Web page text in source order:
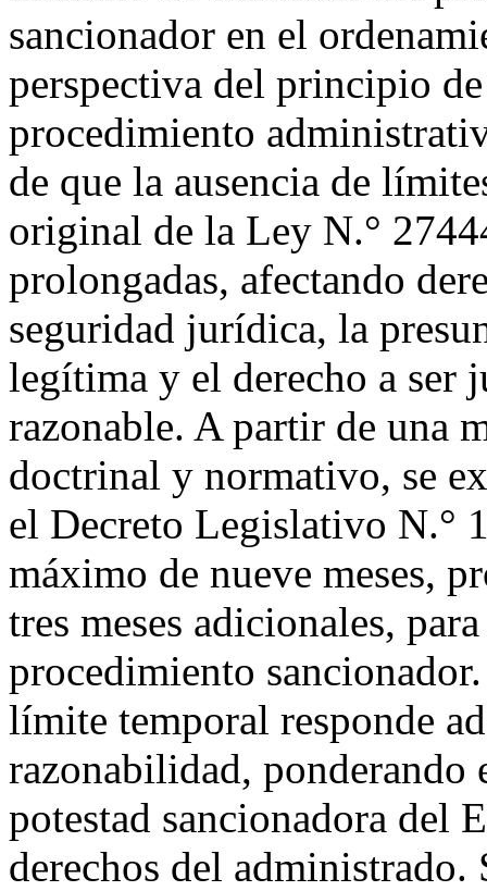
sancionador en el
perspectiva del principio
procedimiento
de que la ausencia de
original de la Ley N.°
prolongadas, afectando
seguridad jurídica, la
legítima y el derecho a ser
razonable. A partir de una
doctrinal y normativo, se
el Decreto Legislativo N.°
máximo de nueve meses,
tres meses adicionales,
procedimiento
límite temporal responde
razonabilidad,
potestad sancionadora del
derechos del